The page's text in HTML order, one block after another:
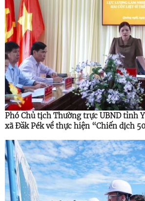
Phó Chủ tịch Thường trực UBND tỉnh
xã Đăk Pék về thực hiện “Chiến dịch